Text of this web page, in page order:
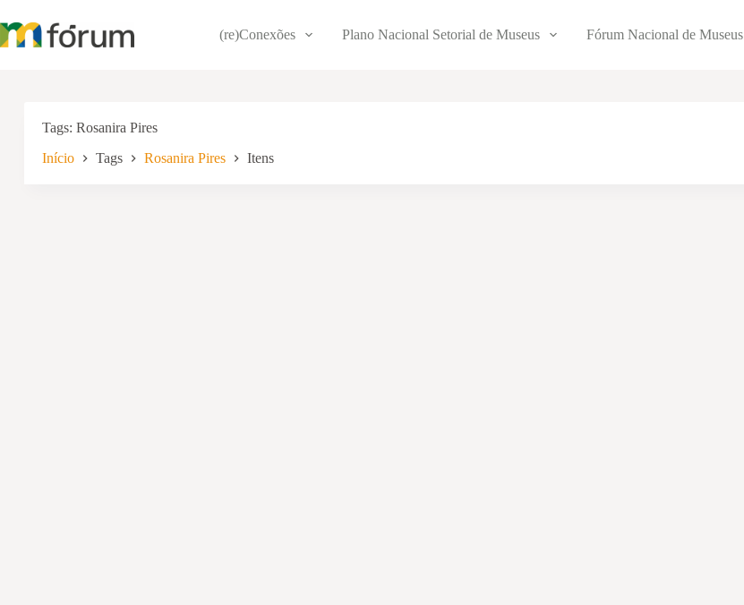
para
o
(re)Conexões Plano Nacional Setorial de Museus Fórum Nacional de Museus
Tags Rosanira Pires
Início Tags Rosanira Pires Itens